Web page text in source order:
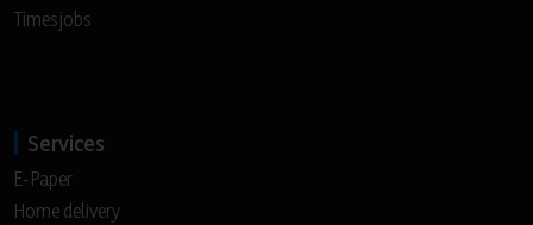
Timesjobs
Services
E-Paper
Home delivery